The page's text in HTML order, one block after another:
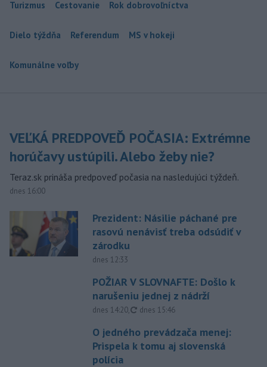
Turizmus Cestovanie Rok dobrovoľníctva
Dielo týždňa Referendum MS v hokeji
Komunálne voľby
VEĽKÁ PREDPOVEĎ POČASIA: Extrémne
horúčavy ustúpili. Alebo žeby nie?
Teraz.sk prináša predpoveď počasia na nasledujúci týždeň.
dnes 16:00
Prezident: Násilie páchané pre
rasovú nenávisť treba odsúdiť v
zárodku
dnes 12:33
POŽIAR V SLOVNAFTE: Došlo k
narušeniu jednej z nádrží
dnes 14:20, aktualizované
dnes 15:46
O jedného prevádzača menej:
Prispela k tomu aj slovenská
polícia